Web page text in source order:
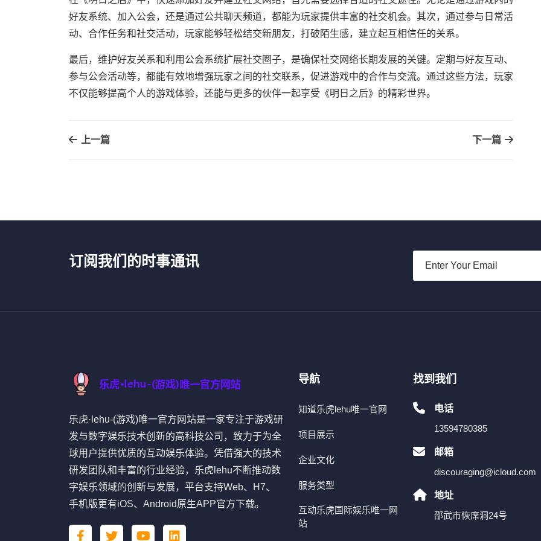
好友系统、加入公会，还是通过公共聊天频道，都能为玩家提供丰富的社交机会。其次，通过参与日常活
动、合作任务和社交活动，玩家能够轻松结交新朋友，打破陌生感，建立起互相信任的关系。
最后，维护好友关系和利用公会系统扩展社交圈子，是确保社交网络长期发展的关键。定期与好友互动、
参与公会活动等，都能有效地增强玩家之间的社交联系，促进游戏中的合作与交流。通过这些方法，玩家
不仅能够提高个人的游戏体验，还能与更多的伙伴一起享受《明日之后》的精彩世界。
上一篇 下一篇
订阅我们的时事通讯
乐虎·lehu-(游戏)唯一官方网站是一家专注于游戏研
发与数字娱乐技术创新的高科技公司，致力于为全
球用户提供优质的互动娱乐体验。凭借强大的技术
研发团队和丰富的行业经验，乐虎lehu不断推动数
字娱乐领域的创新与发展，平台支持Web、H7、
手机版更有iOS、Android原生APP官方下载。
导航
知道乐虎lehu唯一官网
项目展示
企业文化
服务类型
互动乐虎国际娱乐唯一网
站
找到我们
电话
13594780385
邮箱
discouraging@icloud.com
地址
邵武市恢席洞24号